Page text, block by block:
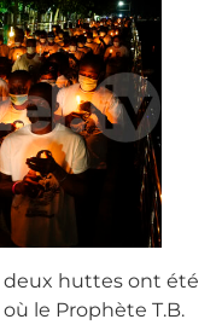
deux huttes ont été
le Prophète T.B.